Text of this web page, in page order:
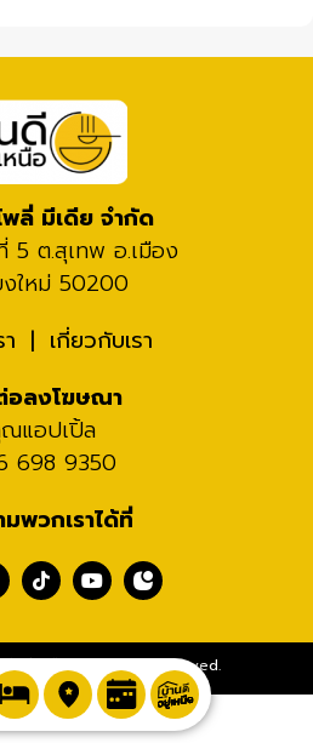
ลี่ มีเดีย จำกัด
5 ต.สุเทพ อ.เมือง
งใหม่ 50200
เกี่ยวกับเรา
ลงโฆษณา
แอปเปิ้ล
698 9350
พวกเราได้ที่
ยู่เหนือ. All Rights Reserved.